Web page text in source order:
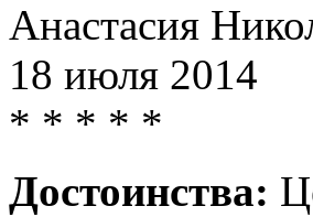
Анастасия
18 июля 2014
* * * * *
Достоинства: